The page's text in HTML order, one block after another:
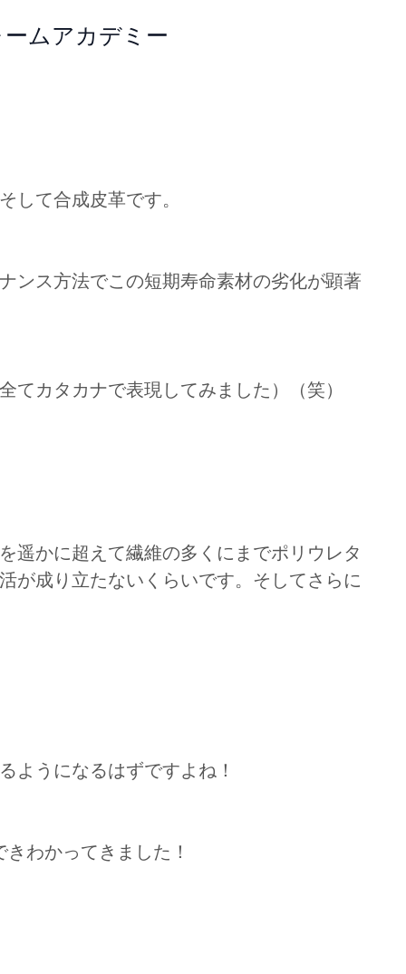
ムアカデミー
して合成皮革です。
ンス方法でこの短期寿命素材の劣化が顕著
カタカナで表現してみました）（笑）
遥かに超えて繊維の多くにまでポリウレタ
が成り立たないくらいです。そしてさらに
ようになるはずですよね！
わかってきました！